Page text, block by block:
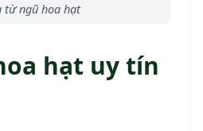
từ ngũ hoa hạt
hạt uy tín